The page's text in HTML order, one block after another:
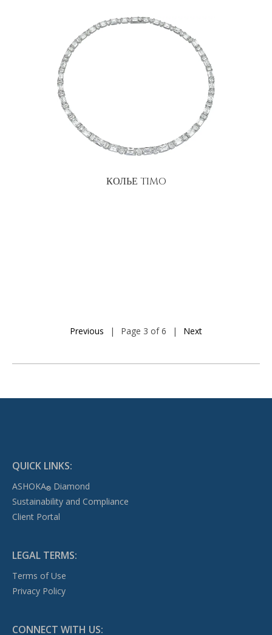
КОЛЬЕ TIMO
Previous | Page 3 of 6 | Next
QUICK LINKS:
ASHOKA®Diamond
Sustainability and Compliance
Client Portal
LEGAL TERMS:
Terms of Use
Privacy Policy
CONNECT WITH US: